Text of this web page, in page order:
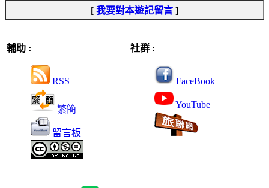
[ 我要對本遊記留言 ]
輔助 :
RSS
繁簡
留言板
社群 :
FaceBook
YouTube